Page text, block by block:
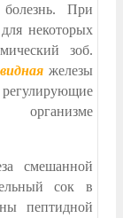
болезнь. При
некоторых
зоб.
железы
смешанной
сок в
пептидной